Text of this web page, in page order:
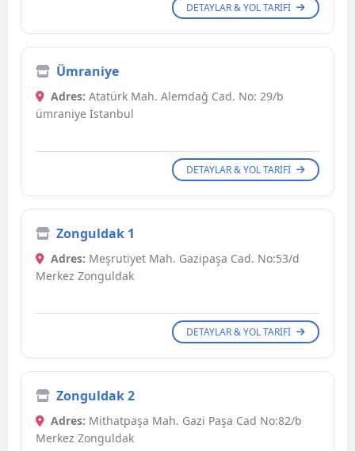
DETAYLAR & YOL TARIFI
Ümraniye
Adres: Atatürk Mah. Alemdağ Cad. No: 29/b
ümraniye İstanbul
DETAYLAR & YOL TARIFI
Zonguldak 1
Adres: Meşrutiyet Mah. Gazipaşa Cad. No:53/d
Merkez Zonguldak
DETAYLAR & YOL TARIFI
Zonguldak 2
Adres: Mithatpaşa Mah. Gazi Paşa Cad No:82/b
Merkez Zonguldak